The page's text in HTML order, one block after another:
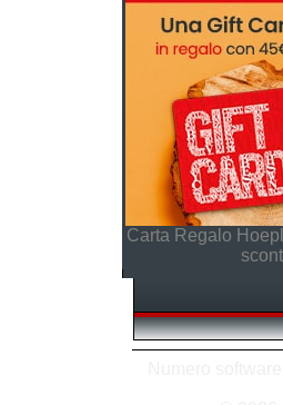
Carta Regalo